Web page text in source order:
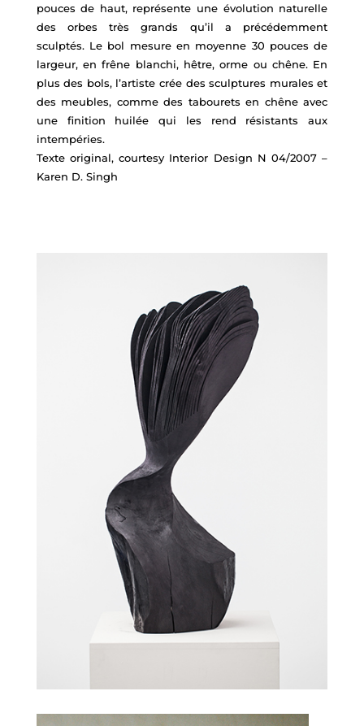
pouces de haut, représente une évolution naturelle
des orbes très grands qu’il a précédemment
sculptés. Le bol mesure en moyenne 30 pouces de
largeur, en frêne blanchi, hêtre, orme ou chêne. En
plus des bols, l’artiste crée des sculptures murales et
des meubles, comme des tabourets en chêne avec
une finition huilée qui les rend résistants aux
intempéries.
Texte original, courtesy Interior Design N 04/2007 –
Karen D. Singh